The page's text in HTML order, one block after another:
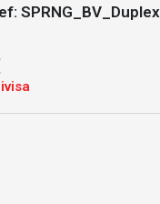
SPRNG_BV_Duplex